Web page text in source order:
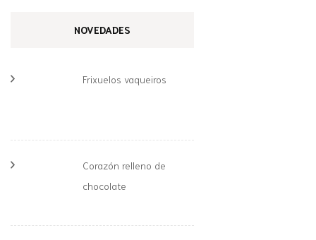
NOVEDADES
Frixuelos vaqueiros
Corazón relleno de
chocolate